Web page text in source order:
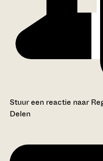
Stuur een reactie naar
Delen